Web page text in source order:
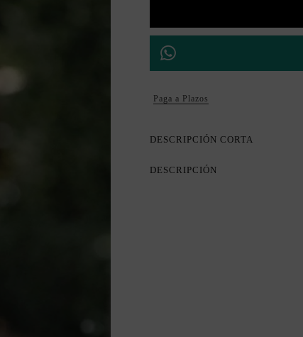
Paga a Plazos
DESCRIPCIÓN CORTA
DESCRIPCIÓN